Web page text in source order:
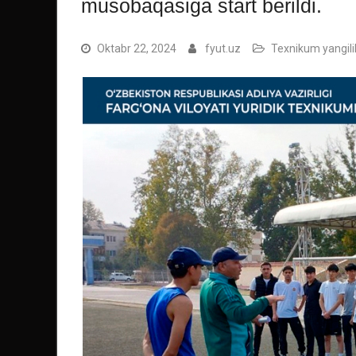
musobaqasiga start berildi.
Oktabr 22, 2024 fyut.uz Texnikum